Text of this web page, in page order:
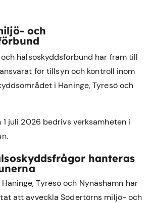
och
hälsoskyddsförbund har fram till
för tillsyn och kontroll inom
i Haninge,Tyresöoch
1 juli 2026 bedrivs verksamheten i
hanteras
Tyresö och Nynäshamn har
att avveckla Södertörns miljö- och